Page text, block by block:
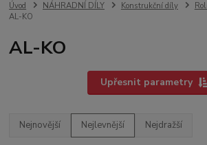
Úvod NÁHRADNÍ DÍLY Konstrukční díly
AL-KO
AL-KO
Upřesnit parametry
Nejnovější Nejlevnější Nejdražší